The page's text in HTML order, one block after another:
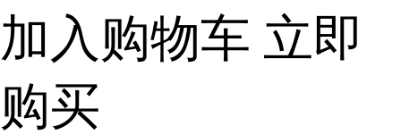
加入购物车 立即
购买